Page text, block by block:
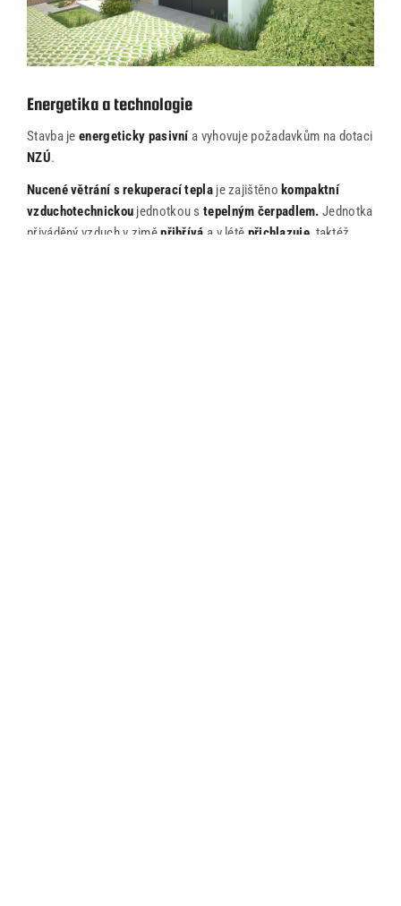
Energetika a technologie
Stavba je energeticky pasivnía vyhovuje požadavkům na dotaci
NZÚ.
Nucené větrání s rekuperací teplaje zajištěno kompaktní
vzduchotechnickou jednotkou stepelným čerpadlem. Jednotka
přiváděný vzduch v ziměpřihřívá a v létě přichlazuje, taktéž